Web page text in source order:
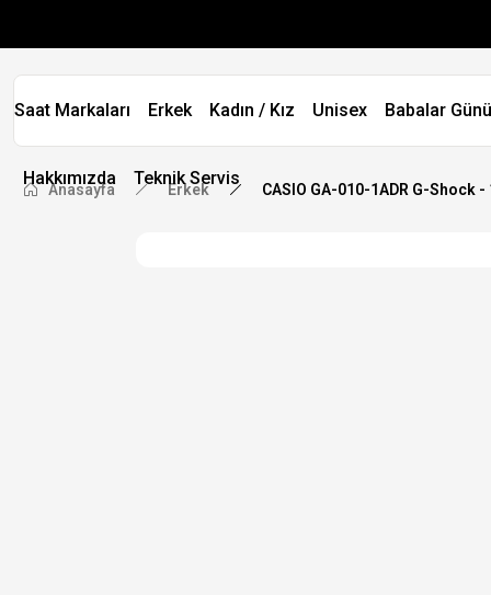
Saat Markaları Erkek Kadın / Kız Unisex Babalar
Hakkımızda Teknik Servis
Anasayfa Erkek CASIO GA-010-1ADR G-Shock